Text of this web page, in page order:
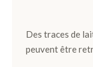
et
Des traces de
peuvent être